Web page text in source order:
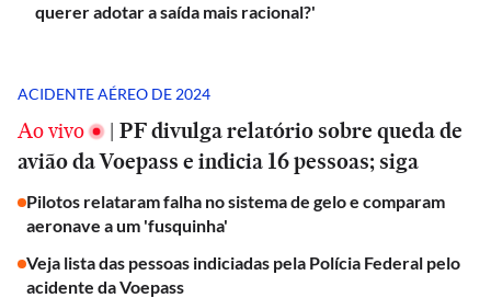
querer adotar a saída mais racional?'
ACIDENTE AÉREO DE 2024
Ao vivo | PF divulga relatório sobre queda de
avião da Voepass e indicia 16 pessoas; siga
Pilotos relataram falha no sistema de gelo e comparam
aeronave a um 'fusquinha'
Veja lista das pessoas indiciadas pela Polícia Federal pelo
acidente da Voepass